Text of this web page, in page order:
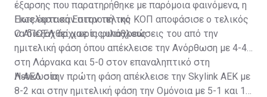
έξαρσης που παρατηρήθηκε με παρόμοια φαινόμενα, η
Εκτελεστική Επιτροπή της ΚΟΠ αποφάσισε ο τελικός
να διεξαχθεί χωρίς φιλάθλους.
Πως έφτασαν στον τελικό
Ο ΑΠΟΕΛ άρχισε τις υποχρεώσεις του από την
ημιτελική φάση όπου απέκλεισε την Ανόρθωση με 4-4
στη Λάρνακα και 5-0 στον επαναληπτικό στη
Λευκωσία.
Η ΑΕΛ στην πρώτη φάση απέκλεισε την Skylink ΑΕΚ με
8-2 και στην ημιτελική φάση την Ομόνοια με 5-1 και 1-